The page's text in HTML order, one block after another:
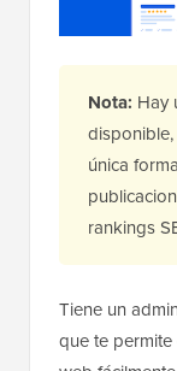
Nota: Hay
única
rankings
Tiene un
que te